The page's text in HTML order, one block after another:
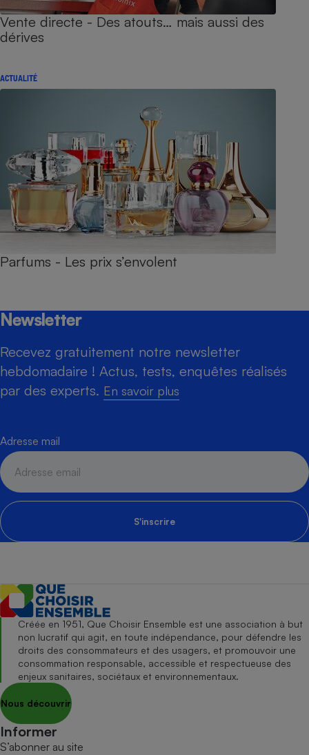
Vente directe - Des atouts… mais aussi des
dérives
ACTUALITÉ
Parfums - Les prix s’envolent
Newsletter
Recevez gratuitement notre newsletter
hebdomadaire ! Actus, tests, enquêtes réalisés
par des experts. En savoir plus
Adresse mail
S'inscrire
Créée en 1951, Que Choisir Ensemble est une association à but
non lucratif qui agit, en toute indépendance, pour défendre les
droits des consommateurs et des usagers, et promouvoir une
consommation responsable, accessible et respectueuse des
enjeux sanitaires, sociétaux et environnementaux.
Nous découvrir
Informer
S’abonner au site